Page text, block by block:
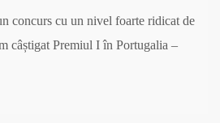
concurs cu un nivel foarte ridicat de
câștigat Premiul I în Portugalia –